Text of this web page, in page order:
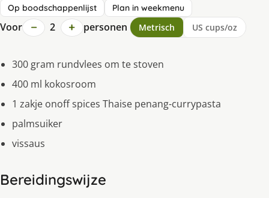
Op boodschappenlijst Plan in weekmenu
Voor − 2 + personen Metrisch US cups/oz
300 gram rundvlees om te stoven
400 ml kokosroom
1 zakje onoff spices Thaise penang-currypasta
palmsuiker
vissaus
Bereidingswijze